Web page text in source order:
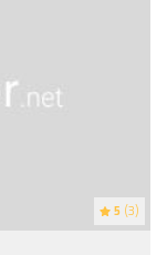
5 (3)